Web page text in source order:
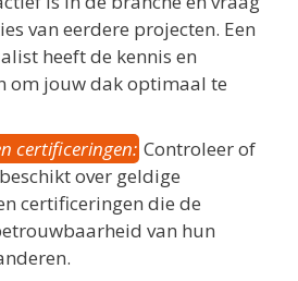
van eerdere projecten. Een
heeft de kennis en
om jouw dak optimaal te
certificeringen: Controleer of
over geldige
certificeringen die de
van hun